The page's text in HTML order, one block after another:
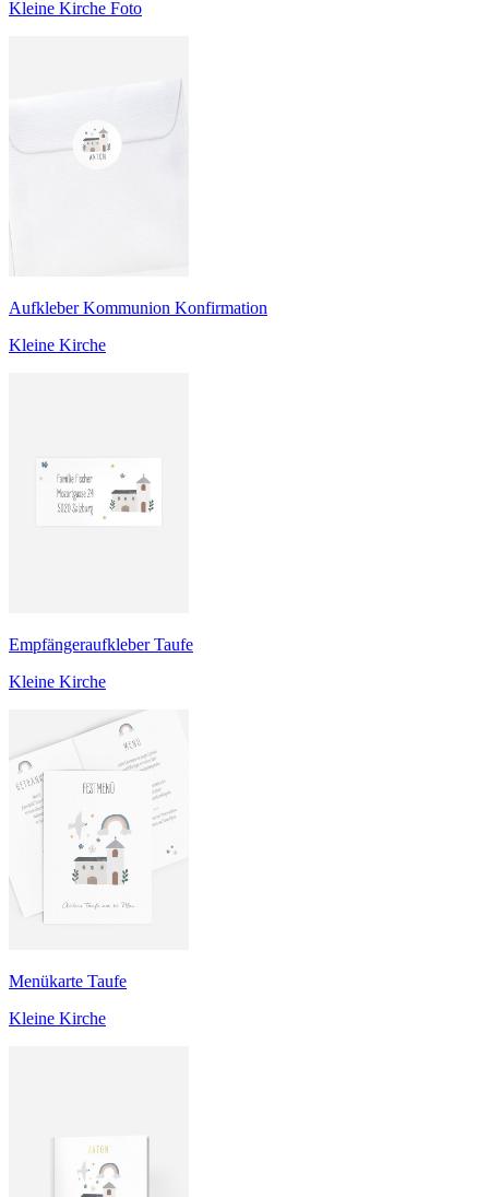
Kleine Kirche Foto
Aufkleber Kommunion Konfirmation
Kleine Kirche
Empfängeraufkleber Taufe
Kleine Kirche
Menükarte Taufe
Kleine Kirche